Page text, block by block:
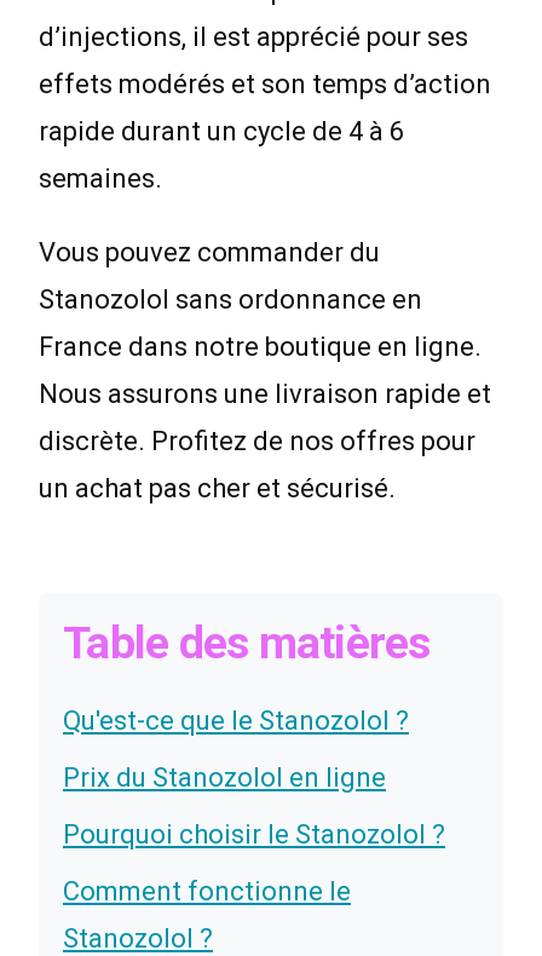
d’injections, il est apprécié pour ses
effets modérés et son temps d’action
rapide durant un cycle de 4 à 6
semaines.
Vous pouvez commander du
Stanozolol sans ordonnance en
France dans notre boutique en ligne.
Nous assurons une livraison rapide et
discrète. Profitez de nos offres pour
un achat pas cher et sécurisé.
Table des matières
Qu'est-ce que le Stanozolol ?
Prix du Stanozolol en ligne
Pourquoi choisir le Stanozolol ?
Comment fonctionne le
Stanozolol ?